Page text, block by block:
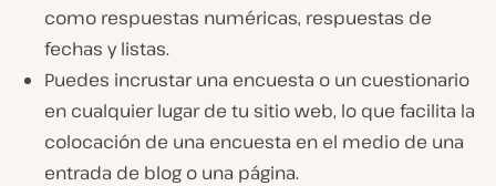
como respuestas numéricas, respuestas de
fechas y listas.
Puedes incrustar una encuesta o un cuestionario
en cualquier lugar de tu sitio web, lo que facilita la
colocación de una encuesta en el medio de una
entrada de blog o una página.